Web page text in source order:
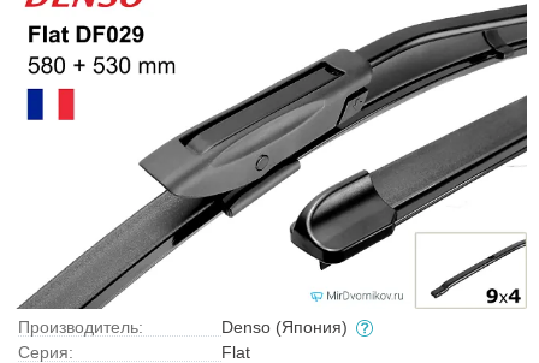
Производитель:
Denso (Япония)
Серия:
Flat